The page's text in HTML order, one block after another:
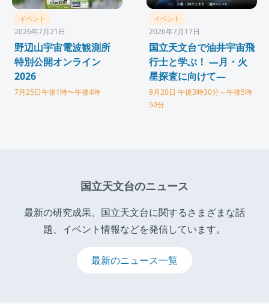
イベント
2026年7月21日
野辺山宇宙電波観測所
特別公開オンライン
2026
7月25日午後1時〜午後4時
イベント
2026年7月17日
国立天文台で油井宇宙飛
行士と学ぶ！ ―月・火
星探査に向けて―
8月20日 午後3時30分～午後5時
50分
国立天文台のニュース
最新の研究成果、国立天文台に関するさまざまな話
題、イベント情報などを発信しています。
最新のニュース一覧